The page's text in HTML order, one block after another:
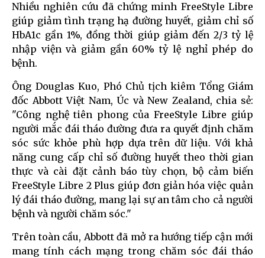
Nhiều nghiên cứu đã chứng minh FreeStyle Libre
giúp giảm tình trạng hạ đường huyết, giảm chỉ số
HbA1c gần 1%, đồng thời giúp giảm đến 2/3 tỷ lệ
nhập viện và giảm gần 60% tỷ lệ nghỉ phép do
bệnh.
Ông Douglas Kuo, Phó Chủ tịch kiêm Tổng Giám
đốc Abbott Việt Nam, Úc và New Zealand, chia sẻ:
"Công nghệ tiên phong của FreeStyle Libre giúp
người mắc đái tháo đường đưa ra quyết định chăm
sóc sức khỏe phù hợp dựa trên dữ liệu. Với khả
năng cung cấp chỉ số đường huyết theo thời gian
thực và cài đặt cảnh báo tùy chọn, bộ cảm biến
FreeStyle Libre 2 Plus giúp đơn giản hóa việc quản
lý đái tháo đường, mang lại sự an tâm cho cả người
bệnh và người chăm sóc."
Trên toàn cầu, Abbott đã mở ra hướng tiếp cận mới
mang tính cách mạng trong chăm sóc đái tháo